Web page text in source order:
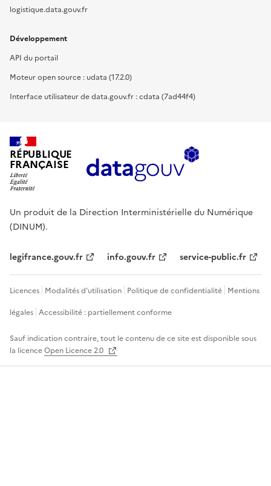
logistique.data.gouv.fr
Développement
API du portail
Moteur open source : udata (17.2.0)
Interface utilisateur de data.gouv.fr : cdata (7ad44f4)
RÉPUBLIQUE
FRANÇAISE
Un produit de la Direction Interministérielle du Numérique
(DINUM).
legifrance.gouv.fr info.gouv.fr service-public.fr
Licences Modalités d'utilisation Politique de confidentialité Mentions
légales Accessibilité : partiellement conforme
Sauf indication contraire, tout le contenu de ce site est disponible sous
la licenceOpen Licence 2.0